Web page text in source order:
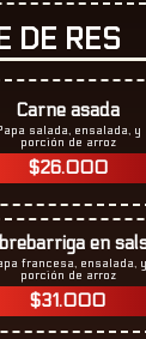
DE RES
Carne asada
salada, ensalada, y
porción de arroz
$26.000
en
francesa, ensalada, y
porción de arroz
$31.000